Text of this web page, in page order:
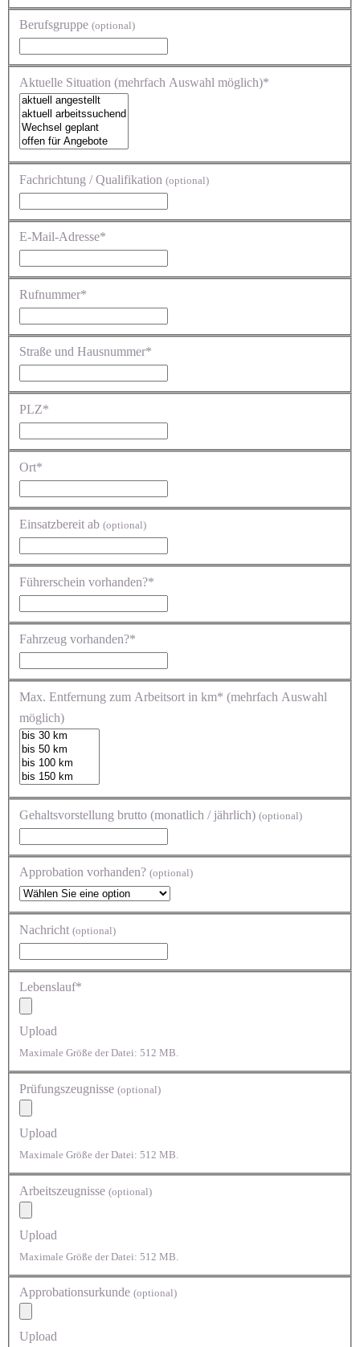
Berufsgruppe (optional)
Aktuelle Situation (mehrfach Auswahl möglich)*
Fachrichtung / Qualifikation (optional)
E-Mail-Adresse*
Rufnummer*
Straße und Hausnummer*
PLZ*
Ort*
Einsatzbereit ab (optional)
Führerschein vorhanden?*
Fahrzeug vorhanden?*
Max. Entfernung zum Arbeitsort in km* (mehrfach Auswahl
möglich)
Gehaltsvorstellung brutto (monatlich / jährlich) (optional)
Approbation vorhanden? (optional)
Nachricht (optional)
Lebenslauf*
Upload
Maximale Größe der Datei: 512 MB.
Prüfungszeugnisse (optional)
Upload
Maximale Größe der Datei: 512 MB.
Arbeitszeugnisse (optional)
Upload
Maximale Größe der Datei: 512 MB.
Approbationsurkunde (optional)
Upload